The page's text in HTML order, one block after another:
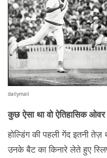
dailymail
कुछ ऐसा था वो ऐतिहासिक ओवर
होल्डिंग की पहली गेंद इतनी
उनके बैट का किनारे लेते हुए